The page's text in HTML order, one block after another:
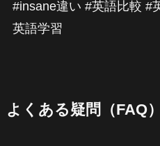
#insane違い #英語比較 #
英語学習
よくある疑問（FAQ）